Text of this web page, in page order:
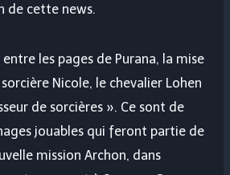
de cette news.
les pages de Purana, la mise
Nicole, le chevalier Lohen
de sorcières ». Ce sont de
jouables qui feront partie de
mission Archon, dans